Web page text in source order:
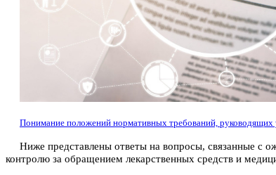
Понимание положений нормативных требований, руководящих
Ниже представлены ответы на вопросы, связанные с
контролю за обращением лекарственных средств и